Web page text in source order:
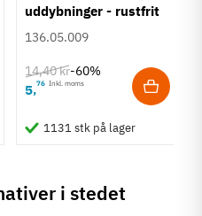
uddybninger - rustfrit
stål
136.05.009
14,40 kr-60%
5,76 Inkl. moms
1131 stk på lager
i stedet